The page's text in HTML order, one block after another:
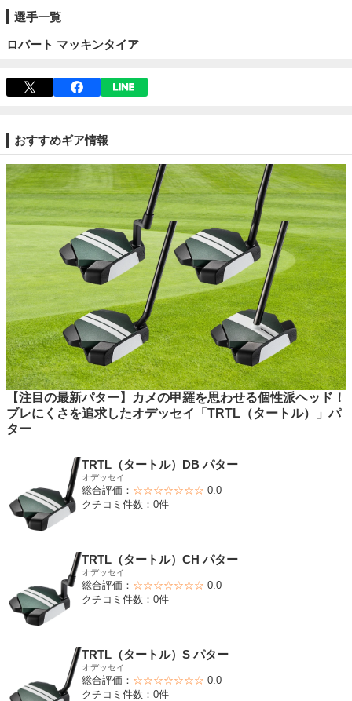
選手一覧
ロバート マッキンタイア
おすすめギア情報
【注目の最新パター】カメの甲羅を思わせる個性派ヘッド！
ブレにくさを追求したオデッセイ「TRTL（タートル）」パ
ター
TRTL（タートル）DB パター
オデッセイ
総合評価： ☆☆☆☆☆☆☆ 0.0
クチコミ件数：0件
TRTL（タートル）CH パター
オデッセイ
総合評価： ☆☆☆☆☆☆☆ 0.0
クチコミ件数：0件
TRTL（タートル）S パター
オデッセイ
総合評価： ☆☆☆☆☆☆☆ 0.0
クチコミ件数：0件